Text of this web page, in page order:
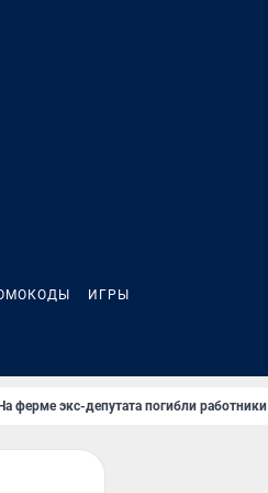
ИГРЫ
ферме экс-депутата погибли работники